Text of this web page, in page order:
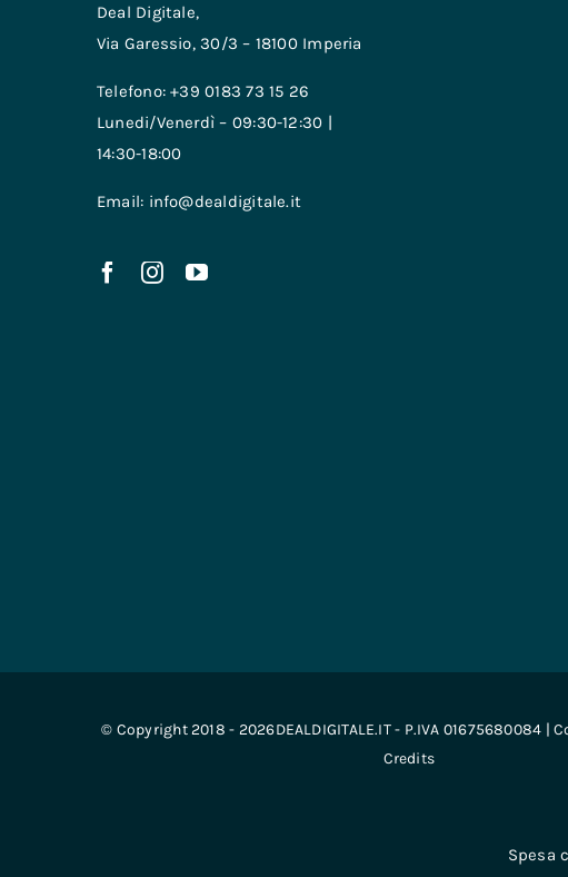
Deal Digitale,
Via Garessio, 30/3 – 18100 Imperia
Telefono: +39 0183 73 15 26
Lunedi/Venerdì – 09:30-12:30 |
14:30-18:00
Email: info@dealdigitale.it
© Copyright 2018 - 2026DEALDIGITALE.IT - P.IVA 01675680084 |
Credits
Spesa